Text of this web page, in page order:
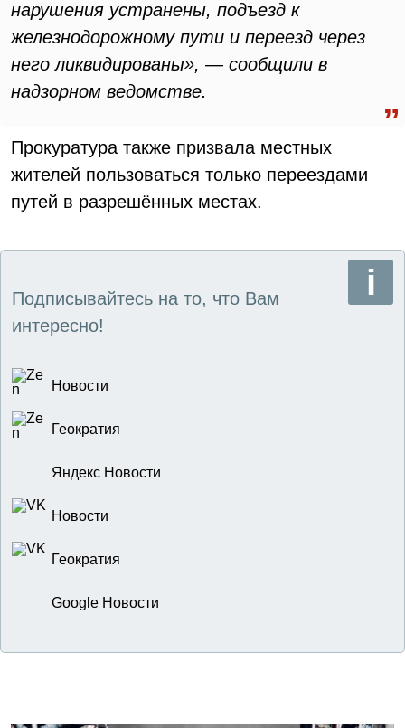
нарушения устранены, подъезд к
железнодорожному пути и переезд через
него ликвидированы», — сообщили в
надзорном ведомстве.
Прокуратура также призвала местных
жителей пользоваться только переездами
путей в разрешённых местах.
Подписывайтесь на то, что Вам
интересно!
Новости
Геократия
Яндекс Новости
Новости
Геократия
Google Новости